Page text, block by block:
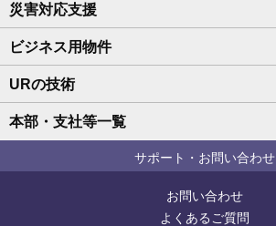
災害対応支援
ビジネス用物件
URの技術
本部・支社等一覧
サポート・お問い合わせ
お問い合わせ
よくあるご質問